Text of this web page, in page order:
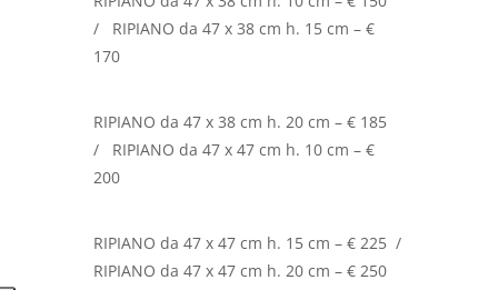
/
RIPIANO da 47 x 38 cm h. 15 cm – €
170
RIPIANO da 47 x 38 cm h. 20 cm – € 185
/
RIPIANO da 47 x 47 cm h. 10 cm – €
200
RIPIANO da 47 x 47 cm h. 15 cm – € 225 /
RIPIANO da 47 x 47 cm h. 20 cm – € 250